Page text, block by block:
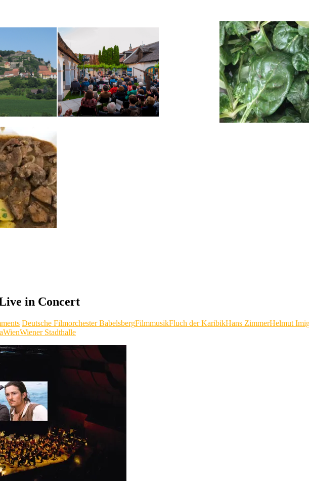
in Concert
Deutsche Filmorchester BabelsbergFilmmusikFluch der KaribikHans ZimmerHelmut
WienWiener Stadthalle